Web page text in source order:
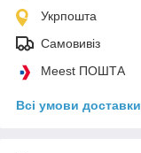
Укрпошта
Самовивіз
Meest ПОШТА
Всі умови доставки